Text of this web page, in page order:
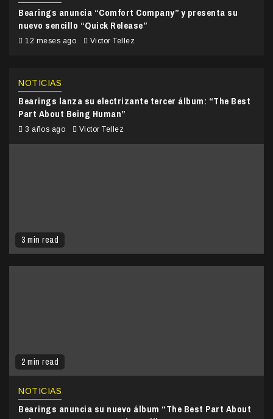
Bearings anuncia “Comfort Company” y presenta su
nuevo sencillo “Quick Release”
12 meses ago Victor Tellez
3 min read
NOTICIAS
Bearings lanza su electrizante tercer álbum: “The Best
Part About Being Human”
3 años ago Victor Tellez
2 min read
NOTICIAS
Bearings anuncia su nuevo álbum “The Best Part About